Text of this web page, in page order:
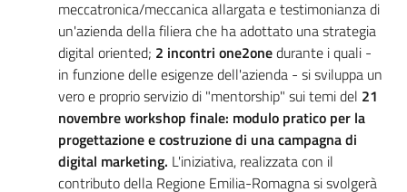
meccatronica/meccanica allargata e testimonianza di
un'azienda della filiera che ha adottato una strategia
digital oriented; 2 incontri one2onedurante i quali -
in funzione delle esigenze dell'azienda - si sviluppa un
vero e proprio servizio di "mentorship" sui temi del 21
novembre workshop finale: modulo pratico per la
progettazione e costruzione di una campagna di
digital marketing. L'iniziativa, realizzata con il
contributo della Regione Emilia-Romagna si svolgerà